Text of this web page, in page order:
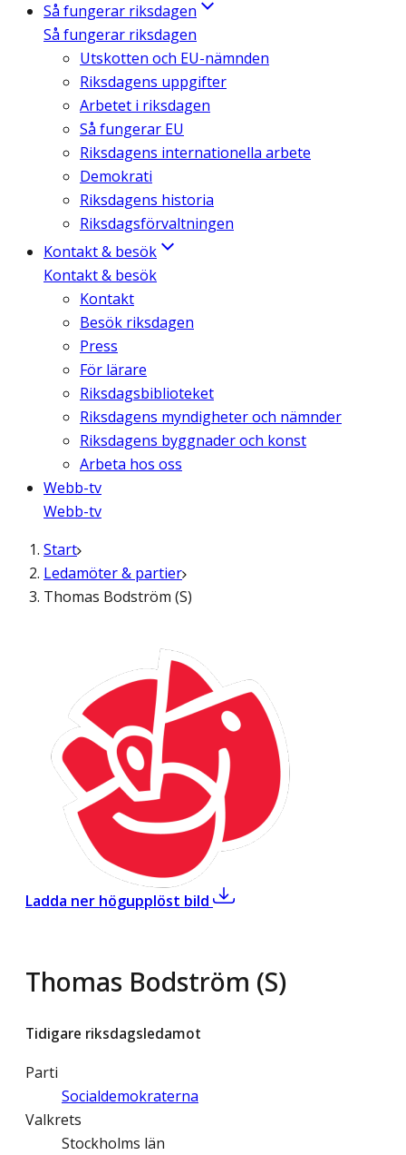
Så fungerar riksdagen
Så fungerar riksdagen
Utskotten och EU-nämnden
Riksdagens uppgifter
Arbetet i riksdagen
Så fungerar EU
Riksdagens internationella arbete
Demokrati
Riksdagens historia
Riksdagsförvaltningen
Kontakt & besök
Kontakt & besök
Kontakt
Besök riksdagen
Press
För lärare
Riksdagsbiblioteket
Riksdagens myndigheter och nämnder
Riksdagens byggnader och konst
Arbeta hos oss
Webb-tv
Webb-tv
Start
Ledamöter & partier
Thomas Bodström (S)
Ladda ner högupplöst bild ,Thomas Bodström (S)
Thomas Bodström (S)
Tidigare riksdagsledamot
Parti
Socialdemokraterna
Valkrets
Stockholms län